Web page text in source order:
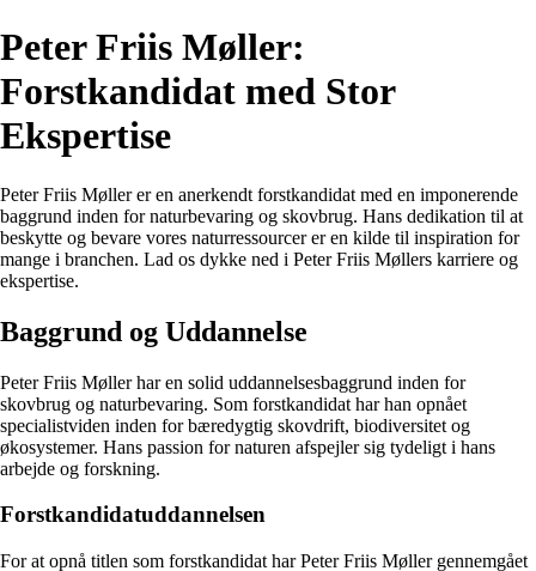
Peter Friis Møller:
Forstkandidat med Stor
Ekspertise
Peter Friis Møller er en anerkendt forstkandidat med en imponerende
baggrund inden for naturbevaring og skovbrug. Hans dedikation til at
beskytte og bevare vores naturressourcer er en kilde til inspiration for
mange i branchen. Lad os dykke ned i Peter Friis Møllers karriere og
ekspertise.
Baggrund og Uddannelse
Peter Friis Møller har en solid uddannelsesbaggrund inden for
skovbrug og naturbevaring. Som forstkandidat har han opnået
specialistviden inden for bæredygtig skovdrift, biodiversitet og
økosystemer. Hans passion for naturen afspejler sig tydeligt i hans
arbejde og forskning.
Forstkandidatuddannelsen
For at opnå titlen som forstkandidat har Peter Friis Møller gennemgået